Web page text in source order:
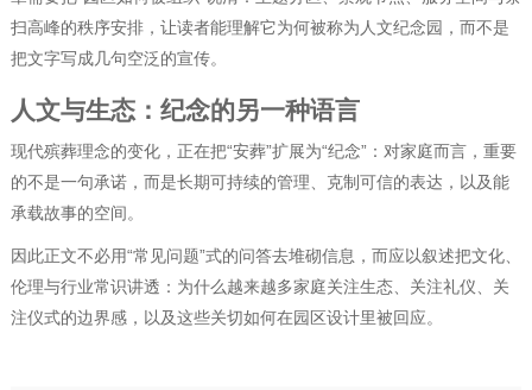
扫高峰的秩序安排，让读者能理解它为何被称为人文纪念园，而不是
把文字写成几句空泛的宣传。
人文与生态：纪念的另一种语言
现代殡葬理念的变化，正在把“安葬”扩展为“纪念”：对家庭而言，重要
的不是一句承诺，而是长期可持续的管理、克制可信的表达，以及能
承载故事的空间。
因此正文不必用“常见问题”式的问答去堆砌信息，而应以叙述把文化、
伦理与行业常识讲透：为什么越来越多家庭关注生态、关注礼仪、关
注仪式的边界感，以及这些关切如何在园区设计里被回应。